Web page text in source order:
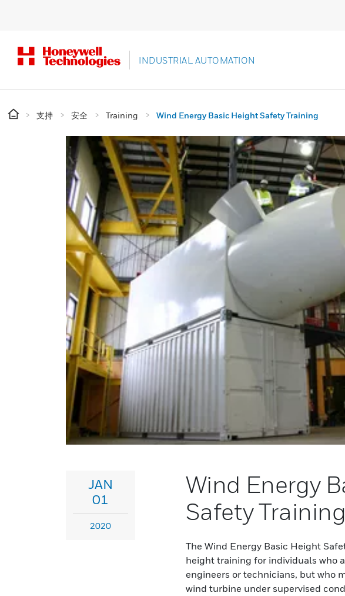
INDUSTRIAL AUTOMATION
支持 安全 Training Wind Energy Basic Height Safety Training
JAN
01
2020
Wind Energy
Safety Training
The Wind Energy Basic Height
height training for individuals who
engineers or technicians, but who
wind turbine under supervised